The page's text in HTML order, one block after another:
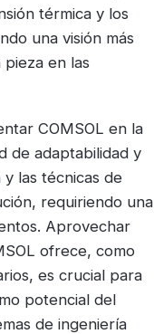
térmica y los
una visión más
en las
COMSOL en la
de adaptabilidad y
las técnicas de
requiriendo una
Aprovechar
ofrece, como
es crucial para
potencial del
de ingeniería